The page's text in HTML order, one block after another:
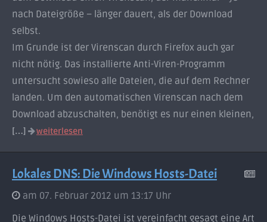
nach Dateigröße – länger dauert, als der Download
selbst.
Im Grunde ist der Virenscan durch Firefox auch gar
nicht nötig. Das installierte Anti-Viren-Programm
untersucht sowieso alle Dateien, die auf dem Rechner
landen. Um den automatischen Virenscan nach dem
Download abzuschalten, benötigt es nur einen kleinen,
[…] weiterlesen
Lokales DNS: Die Windows Hosts-Datei
am 07. Februar 2012 um 13:17 Uhr
Die Windows Hosts-Datei ist vereinfacht gesagt eine Art